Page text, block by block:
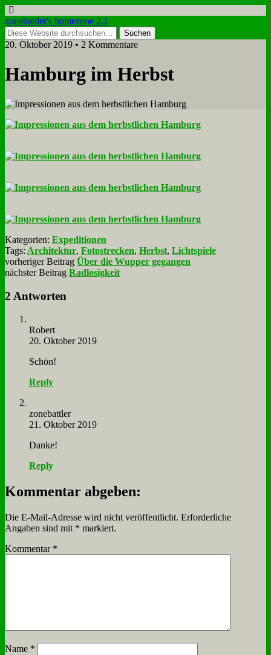
zonebattler's homezone 2.1
20. Oktober 2019 • 2 Kommentare
Ham­burg im Herbst
Kategorien: Expeditionen
Tags: Architektur, Fotostrecken, Herbst, Lichtspiele
vorheriger Beitrag Über die Wupper gegangen
nächster Beitrag Radlosigkeit
2 Antworten
Ro­bert
20. Oktober 2019
Schön!
Reply
zone­batt­ler
21. Oktober 2019
Dan­ke!
Reply
Kommentar abgeben:
Die E-Mail-Adresse wird nicht veröffentlicht. Erforderliche
Angaben sind mit * markiert.
Kommentar *
Name *